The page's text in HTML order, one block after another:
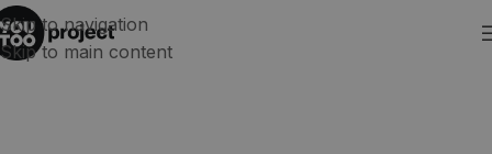
Skip to navigation
Skip to main content